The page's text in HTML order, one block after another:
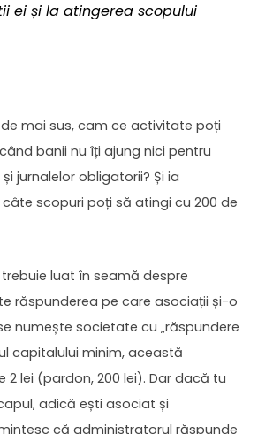
ei și la atingerea scopului
mai sus, cam ce activitate poți
banii nu îți ajung nici pentru
jurnalelor obligatorii? Și ia
scopuri poți să atingi cu 200 de
luat în seamă despre
răspunderea pe care asociații și-o
numește societate cu „răspundere
capitalului minim, această
2 lei (pardon, 200 lei). Dar dacă tu
adică ești asociat și
că administratorul răspunde